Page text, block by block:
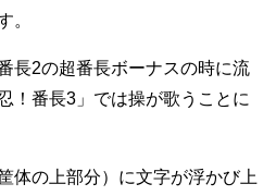
。
長2の超番長ボーナスの時に流
！番長3」では操が歌うことに
体の上部分）に文字が浮かび上